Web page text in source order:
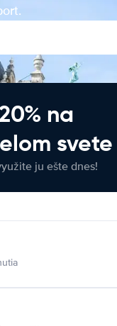
na
svete
ju ešte dnes!